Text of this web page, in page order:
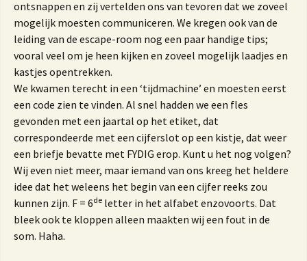
ontsnappen en zij vertelden ons van tevoren dat we zoveel
mogelijk moesten communiceren. We kregen ook van de
leiding van de escape-room nog een paar handige tips;
vooral veel om je heen kijken en zoveel mogelijk laadjes en
kastjes opentrekken.
We kwamen terecht in een ‘tijdmachine’ en moesten eerst
een code zien te vinden. Al snel hadden we een fles
gevonden met een jaartal op het etiket, dat
correspondeerde met een cijferslot op een kistje, dat weer
een briefje bevatte met FYDIG erop. Kunt u het nog volgen?
Wij even niet meer, maar iemand van ons kreeg het heldere
idee dat het weleens het begin van een cijfer reeks zou
kunnen zijn. F = 6de letter in het alfabet enzovoorts. Dat
bleek ook te kloppen alleen maakten wij een fout in de
som. Haha.